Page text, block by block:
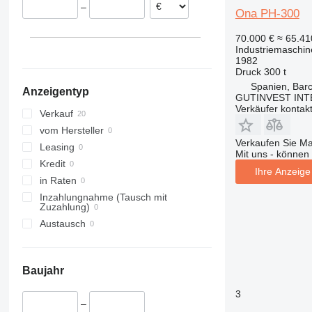
Niederlande
–
Anzeigentyp
Verkauf
vom Hersteller
Leasing
Kredit
in Raten
Inzahlungnahme (Tausch mit
Zuzahlung)
Austausch
Baujahr
–
Ona PH-300
70.000 € ≈
1982
Druck 300 t
Spanien,
GUTINVEST
Verkäufer
Verkaufen Sie
Mit uns - können
Ihre
3